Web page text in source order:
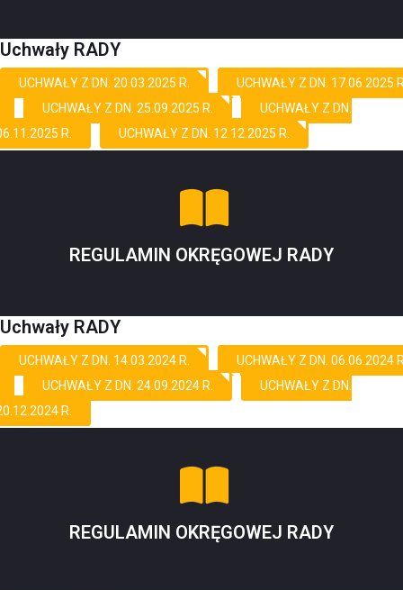
Uchwały RADY
UCHWAŁY Z DN. 20.03.2025 R.
UCHWAŁY Z DN. 17.06.2025
UCHWAŁY Z DN. 25.09.2025 R.
UCHWAŁY Z DN.
R.
UCHWAŁY Z DN. 12.12.2025 R.
REGULAMIN OKRĘGOWEJ RADY
Uchwały RADY
UCHWAŁY Z DN. 14.03.2024 R.
UCHWAŁY Z DN. 06.06.2024
UCHWAŁY Z DN. 24.09.2024 R.
UCHWAŁY Z DN.
R.
REGULAMIN OKRĘGOWEJ RADY